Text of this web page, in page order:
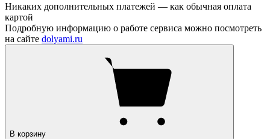
Никаких дополнительных платежей — как обычная оплата
картой
Подробную информацию о работе сервиса можно посмотреть
на сайте dolyami.ru
В корзину